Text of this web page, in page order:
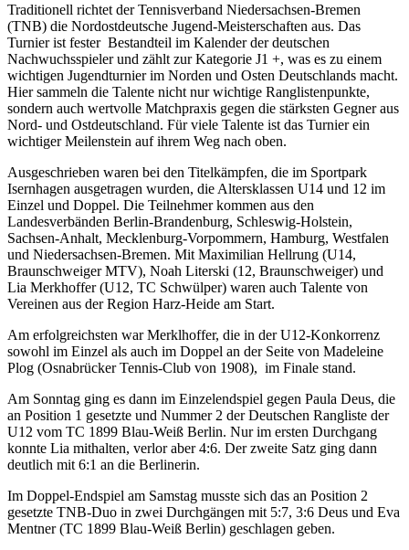
Traditionell richtet der Tennisverband Niedersachsen-Bremen
(TNB) die Nordostdeutsche Jugend-Meisterschaften aus. Das
Turnier ist fester Bestandteil im Kalender der deutschen
Nachwuchsspieler und zählt zur Kategorie J1 +, was es zu einem
wichtigen Jugendturnier im Norden und Osten Deutschlands macht.
Hier sammeln die Talente nicht nur wichtige Ranglistenpunkte,
sondern auch wertvolle Matchpraxis gegen die stärksten Gegner aus
Nord- und Ostdeutschland. Für viele Talente ist das Turnier ein
wichtiger Meilenstein auf ihrem Weg nach oben.
Ausgeschrieben waren bei den Titelkämpfen, die im Sportpark
Isernhagen ausgetragen wurden, die Altersklassen U14 und 12 im
Einzel und Doppel. Die Teilnehmer kommen aus den
Landesverbänden Berlin-Brandenburg, Schleswig-Holstein,
Sachsen-Anhalt, Mecklenburg-Vorpommern, Hamburg, Westfalen
und Niedersachsen-Bremen. Mit Maximilian Hellrung (U14,
Braunschweiger MTV), Noah Literski (12, Braunschweiger) und
Lia Merkhoffer (U12, TC Schwülper) waren auch Talente von
Vereinen aus der Region Harz-Heide am Start.
Am erfolgreichsten war Merklhoffer, die in der U12-Konkorrenz
sowohl im Einzel als auch im Doppel an der Seite von Madeleine
Plog (Osnabrücker Tennis-Club von 1908), im Finale stand.
Am Sonntag ging es dann im Einzelendspiel gegen Paula Deus, die
an Position 1 gesetzte und Nummer 2 der Deutschen Rangliste der
U12 vom TC 1899 Blau-Weiß Berlin. Nur im ersten Durchgang
konnte Lia mithalten, verlor aber 4:6. Der zweite Satz ging dann
deutlich mit 6:1 an die Berlinerin.
Im Doppel-Endspiel am Samstag musste sich das an Position 2
gesetzte TNB-Duo in zwei Durchgängen mit 5:7, 3:6 Deus und Eva
Mentner (TC 1899 Blau-Weiß Berlin) geschlagen geben.